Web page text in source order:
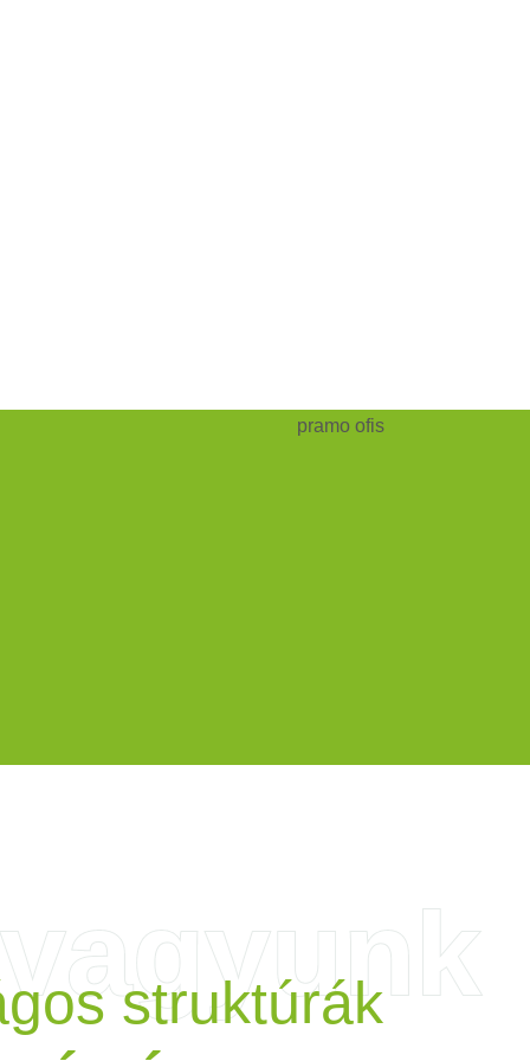
struktúrák